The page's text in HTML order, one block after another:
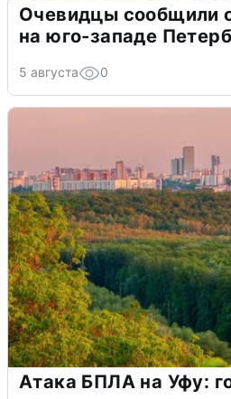
Очевидцы сообщили
на юго-западе
5 августа 0
Атака БПЛА на Уфу: